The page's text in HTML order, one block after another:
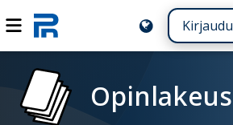
Kirjaudu
Opinlakeus